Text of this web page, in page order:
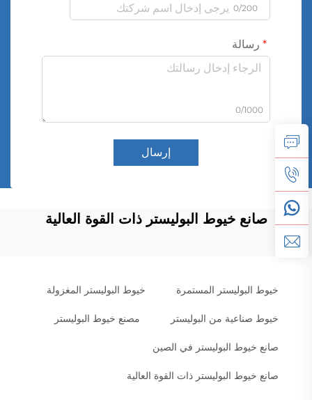
0/200
رسالة
0/1000
إرسال
صانع خيوط البوليستر ذات القوة العالية
خيوط البوليستر المستمرة خيوط البوليستر المغزولة
خيوط صناعية من البوليستر مصنع خيوط البوليستر
صانع خيوط البوليستر في الصين
صانع خيوط البوليستر ذات القوة العالية